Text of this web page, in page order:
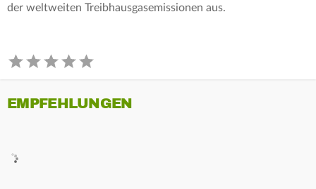
der weltweiten Treibhausgasemissionen aus.
EMPFEHLUNGEN